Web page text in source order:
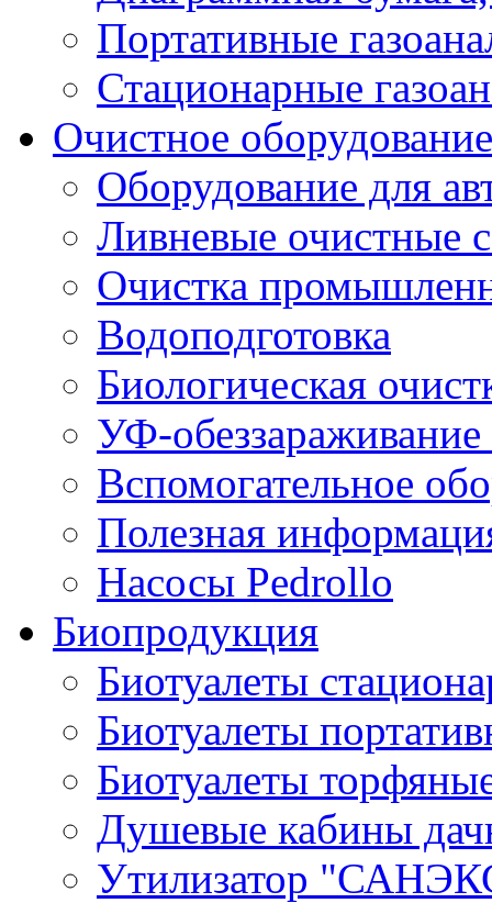
Портативные
Стационарные
Очистное оборудование
Оборудование для
Ливневые очистные
Очистка
Водоподготовка
Биологическая
УФ-
Вспомогательное
Полезная
Насосы Pedrollo
Биопродукция
Биотуалеты
Биотуалеты
Биотуалеты
Душевые кабины
Утилизатор